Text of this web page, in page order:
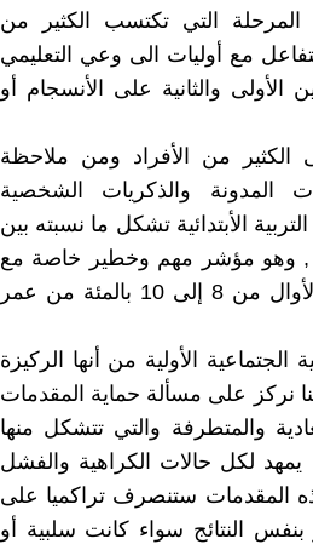
التي تكتسب الكثير من
مع أوليات الى وعي التعليمي
والثانية على الأنسجام أو
من الأفراد ومن ملاحظة
المدونة والذكريات الشخصية
الأبتدائية تشكل ما نسبته بين
العامة , وهو مؤشر مهم وخطير خاصة مع
صغر الفترة الزمنية التي لا تتعدى في أحسن الأوال من 8 إلى 10 بالمئة من عمر
الأولية من أنها الركيزة
نركز على مسألة حماية المقدمات
والمتطرفة والتي تتشكل منها
يمهد لكل حالات الكراهية والفشل
المقدمات ستنصرف تراكميا على
بنفس النتائج سواء كانت سلبية أو